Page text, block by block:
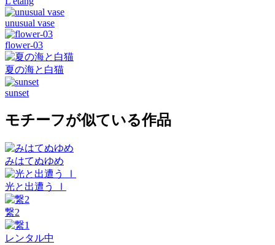
unusual vase
flower-03
夏の海と白猫
sunset
モチーフが似ている作品
みはてぬゆめ
光と出遭う Ⅰ
繋2
レンタル中